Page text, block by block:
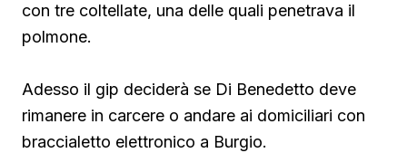
con tre coltellate, una delle quali penetrava il
polmone.
Adesso il gip deciderà se Di Benedetto deve
rimanere in carcere o andare ai domiciliari con
braccialetto elettronico a Burgio.